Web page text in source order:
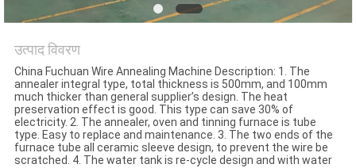
साइटमैप
PRIVACY
POLICY
उत्पाद विवरण
China Fuchuan Wire Annealing Machine Description: 1. The
annealer integral type, total thickness is 500mm, and 100mm
much thicker than general supplier’s design. The heat
preservation effect is good. This type can save 30% of
electricity. 2. The annealer, oven and tinning furnace is tube
type. Easy to replace and maintenance. 3. The two ends of the
furnace tube all ceramic sleeve design, to prevent the wire be
scratched. 4. The water tank is re-cycle design and with water